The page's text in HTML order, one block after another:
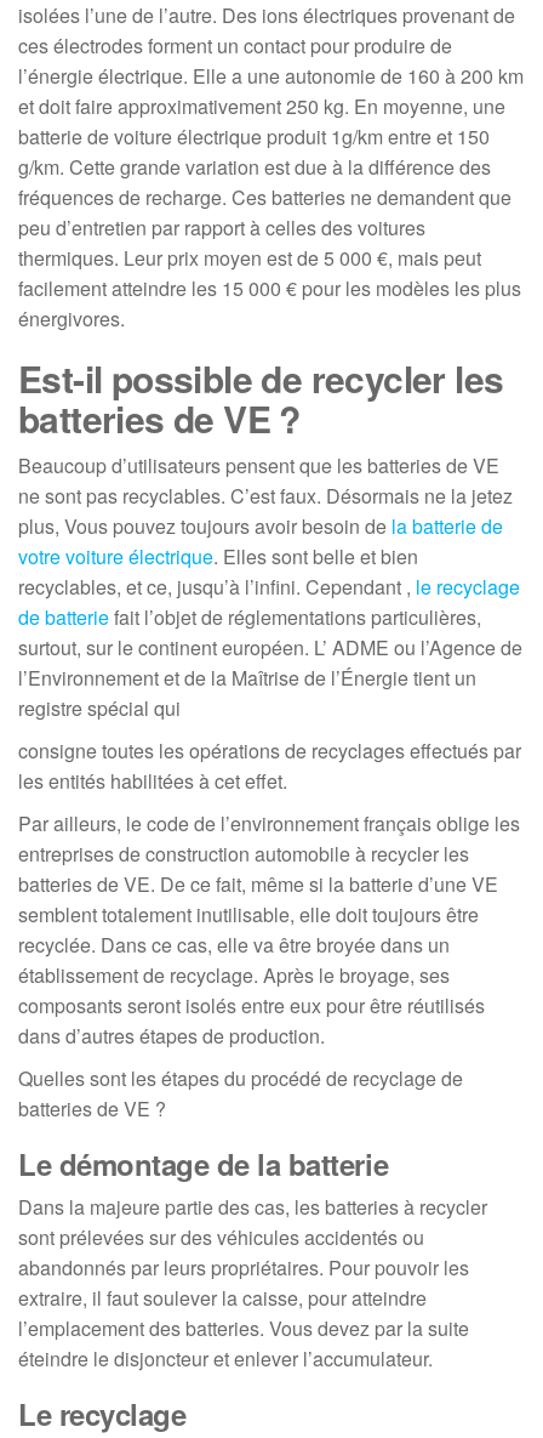
isolées l’une de l’autre. Des ions électriques provenant de
ces électrodes forment un contact pour produire de
l’énergie électrique. Elle a une autonomie de 160 à 200 km
et doit faire approximativement 250 kg. En moyenne, une
batterie de voiture électrique produit 1g/km entre et 150
g/km. Cette grande variation est due à la différence des
fréquences de recharge. Ces batteries ne demandent que
peu d’entretien par rapport à celles des voitures
thermiques. Leur prix moyen est de 5 000 €, mais peut
facilement atteindre les 15 000 € pour les modèles les plus
énergivores.
Est-il possible de recycler les
batteries de VE ?
Beaucoup d’utilisateurs pensent que les batteries de VE
ne sont pas recyclables. C’est faux. Désormais ne la jetez
plus, Vous pouvez toujours avoir besoin de la batterie de
votre voiture électrique. Elles sont belle et bien
recyclables, et ce, jusqu’à l’infini. Cependant , le recyclage
de batteriefait l’objet de réglementations particulières,
surtout, sur le continent européen. L’ ADME ou l’Agence de
l’Environnement et de la Maîtrise de l’Énergie tient un
registre spécial qui
consigne toutes les opérations de recyclages effectués par
les entités habilitées à cet effet.
Par ailleurs, le code de l’environnement français oblige les
entreprises de construction automobile à recycler les
batteries de VE. De ce fait, même si la batterie d’une VE
semblent totalement inutilisable, elle doit toujours être
recyclée. Dans ce cas, elle va être broyée dans un
établissement de recyclage. Après le broyage, ses
composants seront isolés entre eux pour être réutilisés
dans d’autres étapes de production.
Quelles sont les étapes du procédé de recyclage de
batteries de VE ?
Le démontage de la batterie
Dans la majeure partie des cas, les batteries à recycler
sont prélevées sur des véhicules accidentés ou
abandonnés par leurs propriétaires. Pour pouvoir les
extraire, il faut soulever la caisse, pour atteindre
l’emplacement des batteries. Vous devez par la suite
éteindre le disjoncteur et enlever l’accumulateur.
Le recyclage